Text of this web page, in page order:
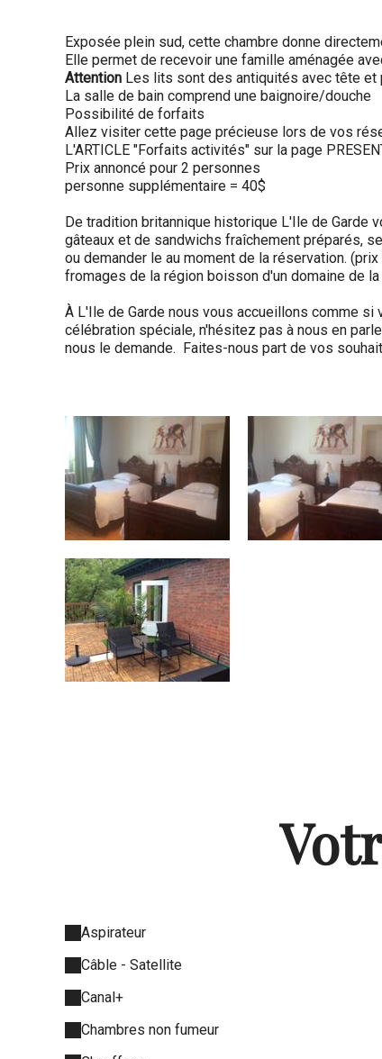
Exposée plein sud, cette chambre donne
Elle permet de recevoir une famille aménagée
Attention Les lits sont des antiquités avec tête
La salle de bain comprend une baignoire/douche
Possibilité de forfaits
Allez visiter cette page précieuse lors de vos
L'ARTICLE "Forfaits activités" sur la page
Prix annoncé pour 2 personnes
personne supplémentaire = 40$
De tradition britannique historique L'Ile de Garde
gâteaux et de sandwichs fraîchement préparés,
ou demander le au moment de la réservation.
fromages de la région boisson d'un domaine de
À L'Ile de Garde nous vous accueillons comme
célébration spéciale, n'hésitez pas à nous en
nous le demande. Faites-nous part de vos
Aspirateur
Câble - Satellite
Canal+
Chambres non fumeur